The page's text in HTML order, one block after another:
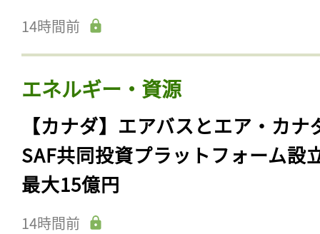
14時間前
エネルギー・資源
【カナダ】エアバスとエア・カナ
SAF共同投資プラットフォーム設
最大15億円
14時間前